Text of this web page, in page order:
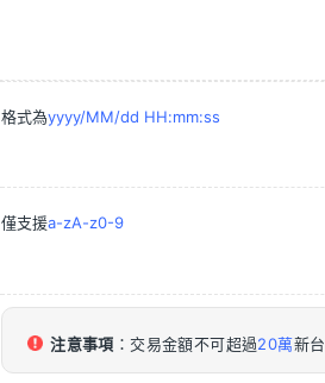
格式為yyyy/MM/dd HH:mm:ss
僅支援a-zA-z0-9
注意事項 ：交易金額不可超過20萬新